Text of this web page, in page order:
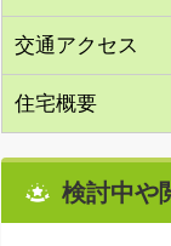
交通アクセス
住宅概要
検討中や